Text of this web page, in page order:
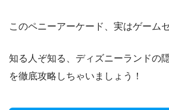
このペニーアーケード、実はゲーム
知る人ぞ知る、ディズニーランドの
を徹底攻略しちゃいましょう！